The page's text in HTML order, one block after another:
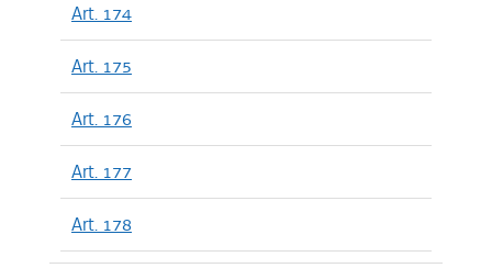
Art. 174
Art. 175
Art. 176
Art. 177
Art. 178